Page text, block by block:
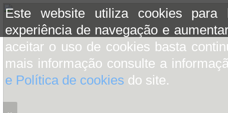
Este website utiliza cookies para
experiência de navegação e
aceitar o uso de cookies basta
mais informação consulte a
e Política de cookies do site.